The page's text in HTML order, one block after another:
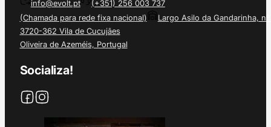
info@evolt.pt
(+351) 256 003 737
(Chamada para rede fixa nacional)
Largo Asilo da Gandarinha, nº
3720-362 Vila de Cucujães
Oliveira de Azeméis, Portugal
Socializa!